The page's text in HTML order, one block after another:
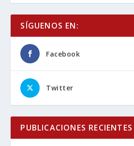
SÍGUENOS EN:
Facebook
Twitter
PUBLICACIONES RECIENTES